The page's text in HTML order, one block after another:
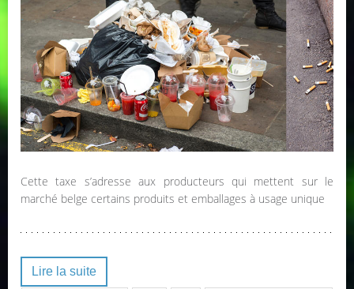
Cette taxe s’adresse aux producteurs qui mettent sur le
marché belge certains produits et emballages à usage unique
Lire la suite